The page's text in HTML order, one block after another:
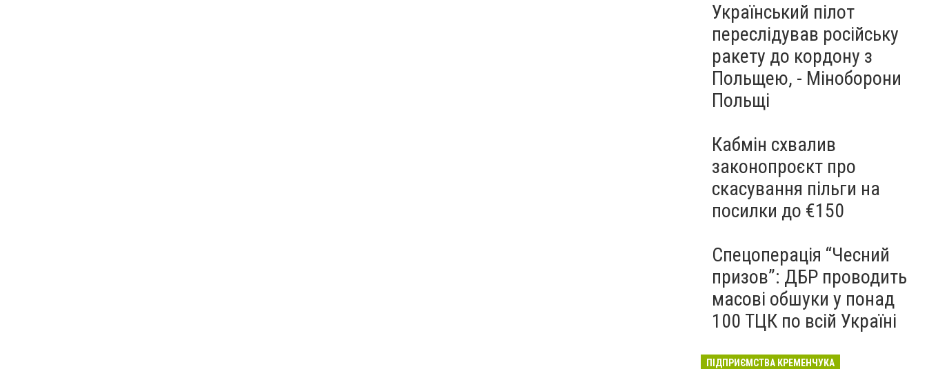
Український пілот
переслідував російську
ракету до кордону з
Польщею, - Міноборони
Польщі
Кабмін схвалив
законопроєкт про
скасування пільги на
посилки до €150
Спецоперація “Чесний
призов”: ДБР проводить
масові обшуки у понад
100 ТЦК по всій Україні
ПІДПРИЄМСТВА КРЕМЕНЧУКА